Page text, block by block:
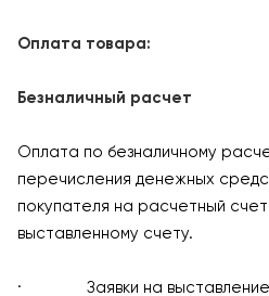
Оплата товара:
Безналичный расчет
Оплата по безналичному
перечисления денежных
покупателя на расчетный
выставленному счету.
· Заявки на выставление